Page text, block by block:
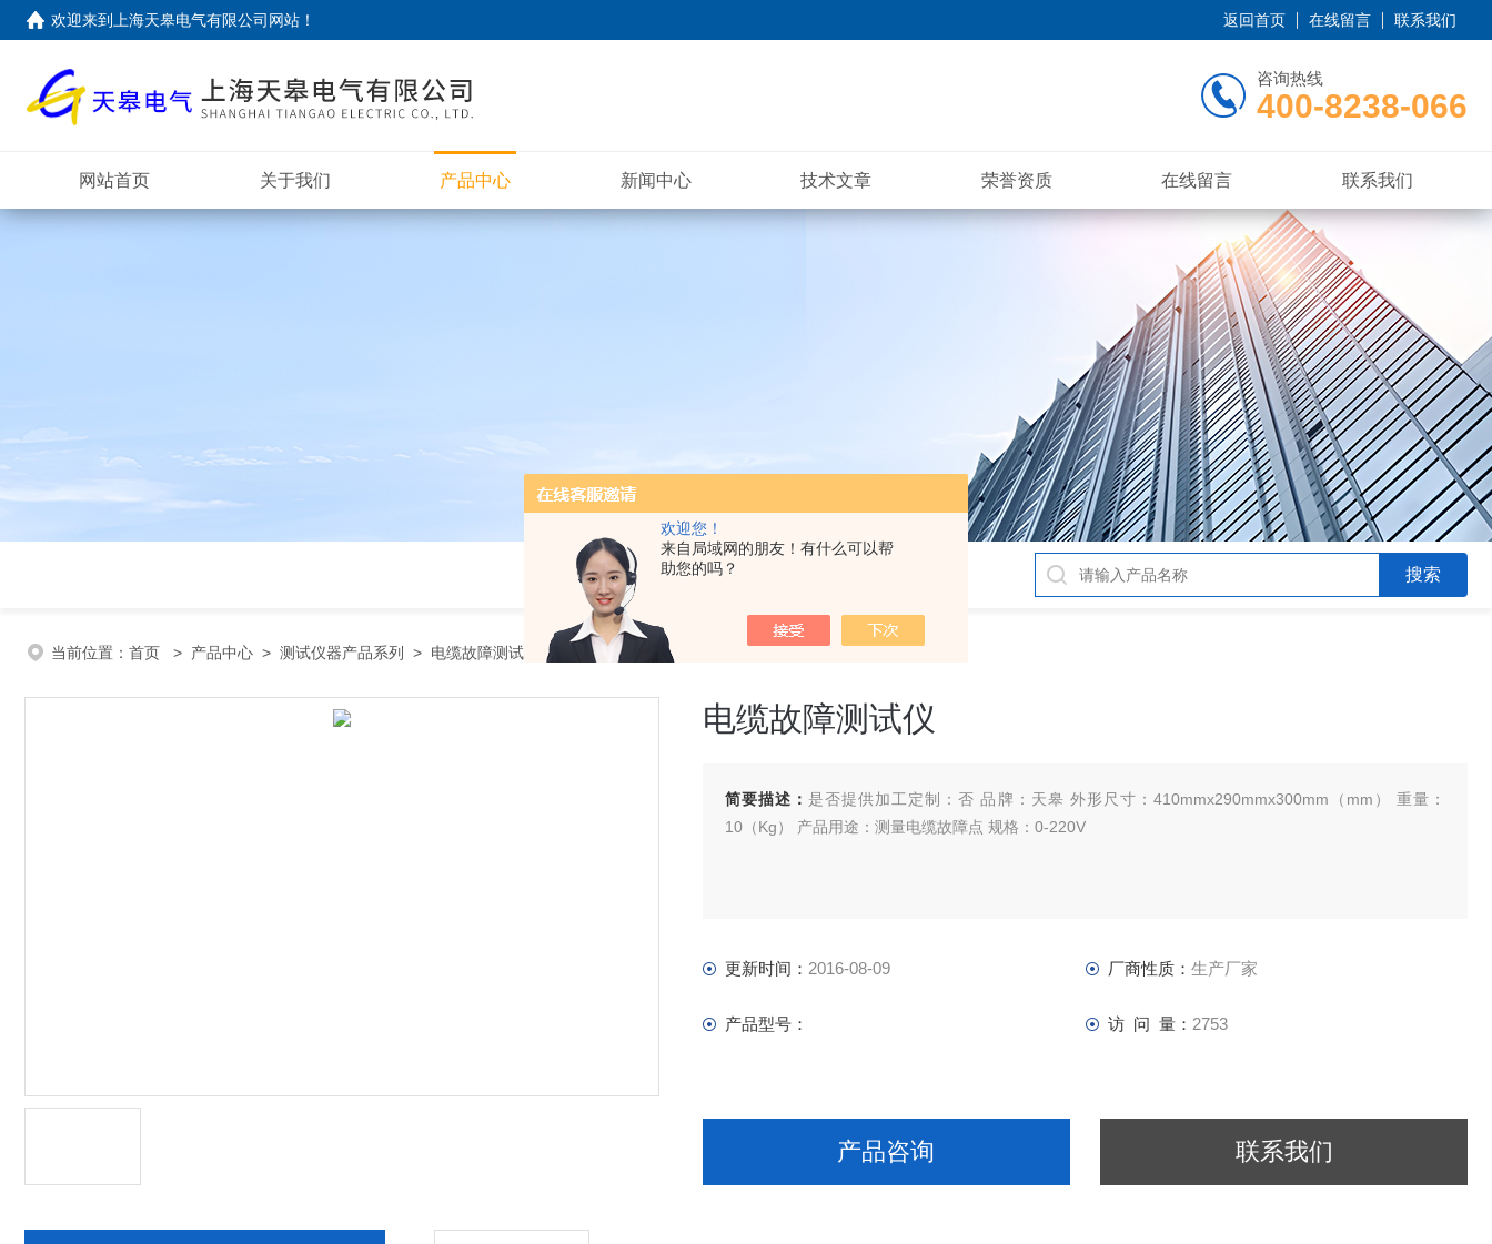
欢迎您！
来自局域网的朋友！有什么可以帮
助您的吗？
欢迎来到上海天皋电气有限公司网站！ 返回首页 在线留言 联系我们
咨询热线
400-8238-066
网站首页 关于我们 产品中心 新闻中心 技术文章 荣誉资质 在线留言 联系我们
当前位置： 首页 > 产品中心 > 测试仪器产品系列 > 电缆故障测试仪 > 电缆故障测试仪
电缆故障测试仪
简要描述： 是否提供加工定制：否 品牌：天皋 外形尺寸：410mmx290mmx300mm（mm） 重量：
10（Kg） 产品用途：测量电缆故障点 规格：0-220V
更新时间： 2016-08-09 厂商性质： 生产厂家
产品型号： 访 问 量： 2753
产品咨询 联系我们